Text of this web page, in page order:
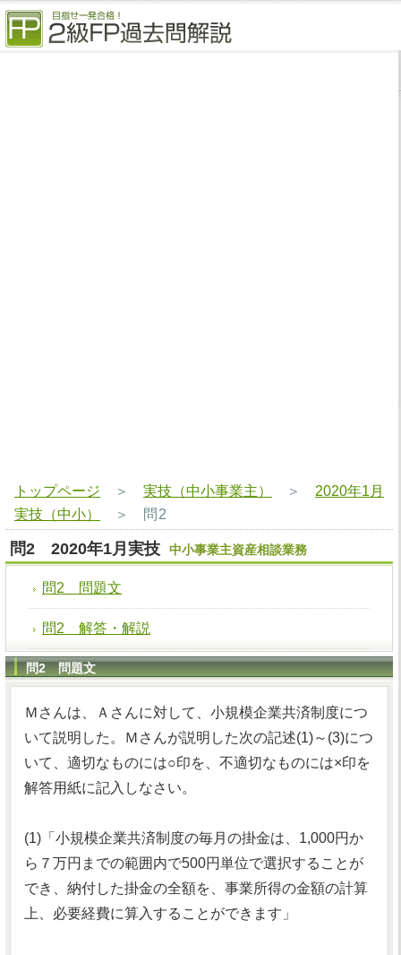
トップページ ＞ 実技（中小事業主） ＞ 2020年1月
実技（中小）
＞ 問2
問2 2020年1月実技 中小事業主資産相談業務
問2 問題文
問2 解答・解説
問2 問題文
Ｍさんは、Ａさんに対して、小規模企業共済制度につ
いて説明した。Ｍさんが説明した次の記述(1)～(3)につ
いて、適切なものには○印を、不適切なものには×印を
解答用紙に記入しなさい。
(1)「小規模企業共済制度の毎月の掛金は、1,000円か
ら７万円までの範囲内で500円単位で選択することが
でき、納付した掛金の全額を、事業所得の金額の計算
上、必要経費に算入することができます」